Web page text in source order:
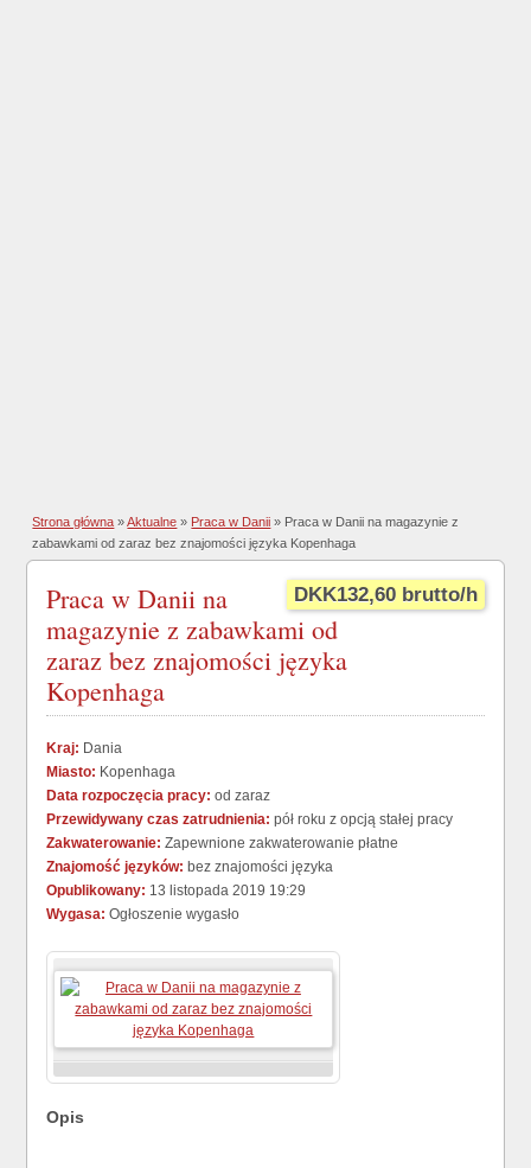
Strona główna »Aktualne » Praca w Danii » Praca w Danii na magazynie z
zabawkami od zaraz bez znajomości języka Kopenhaga
DKK132,60 brutto/h
Praca w Danii na
magazynie z zabawkami od
zaraz bez znajomości języka
Kopenhaga
Kraj: Dania
Miasto: Kopenhaga
Data rozpoczęcia pracy: od zaraz
Przewidywany czas zatrudnienia: pół roku z opcją stałej pracy
Zakwaterowanie: Zapewnione zakwaterowanie płatne
Znajomość języków: bez znajomości języka
Opublikowany: 13 listopada 2019 19:29
Wygasa: Ogłoszenie wygasło
Opis